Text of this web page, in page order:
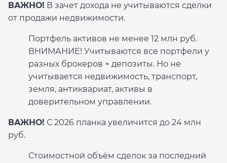
ВАЖНО! В зачет дохода не учитываются сделки
от продажи недвижимости.
Портфель активов не менее 12 млн руб.
ВНИМАНИЕ! Учитываются все портфели у
разных брокеров + депозиты. Но не
учитывается недвижимость, транспорт,
земля, антиквариат, активы в
доверительном управлении.
ВАЖНО! С 2026 планка увеличится до 24 млн
руб.
Стоимостной объём сделок за последний